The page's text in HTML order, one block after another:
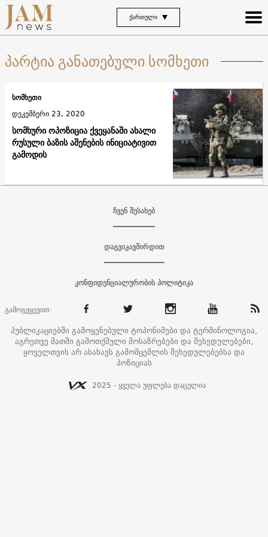
ᲥᲐᲠᲗᲣᲚᲘ
პარტია განათებული სომხეთი
სომხური ოპოზიცია ქვეყანაში ახალი
რუსული ბაზის აშენების ინიციატივით
გამოდის
სომხეთი
დეკემბერი 23, 2020
ჩვენ შესახებ
დაგვიკავშირდით
კონფიდენციალურობის პოლიტიკა
გამოგვყევით:
პუბლიკაციებში გამოყენებული ტოპონიმები და ტერმინოლოგია,
აგრეთვე მათში გამოთქმული მოსაზრებები და შეხედულებები,
ყოველთვის არ ასახავს გამომცემლის შეხედულებებსა და
პოზიციას
2025 - ყველა უფლება დაცულია